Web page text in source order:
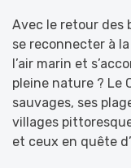
Avec le retour des
se reconnecter à
l’air marin et
pleine nature ? Le
sauvages, ses
villages
et ceux en quête